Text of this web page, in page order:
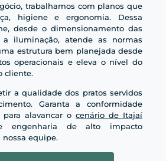
trabalhamos com planos que
higiene e ergonomia. Dessa
desde o dimensionamento das
iluminação, atende as normas
estrutura bem planejada desde
operacionais e eleva o nível do
cliente.
a qualidade dos pratos servidos
Garanta a conformidade
para alavancar o cenário de Itajaí
engenharia de alto impacto
nossa equipe.